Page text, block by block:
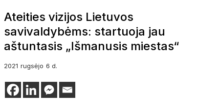
Ateities vizijos Lietuvos
savivaldybėms: startuoja jau
aštuntasis „Išmanusis miestas“
2021 rugsėjo 6 d.